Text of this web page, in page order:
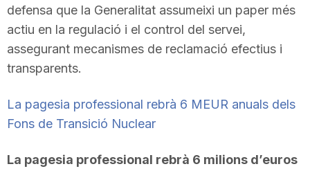
defensa que la Generalitat assumeixi un paper més
actiu en la regulació i el control del servei,
assegurant mecanismes de reclamació efectius i
transparents.
La pagesia professional rebrà 6 MEUR anuals dels
Fons de Transició Nuclear
La pagesia professional rebrà 6 milions d’euros